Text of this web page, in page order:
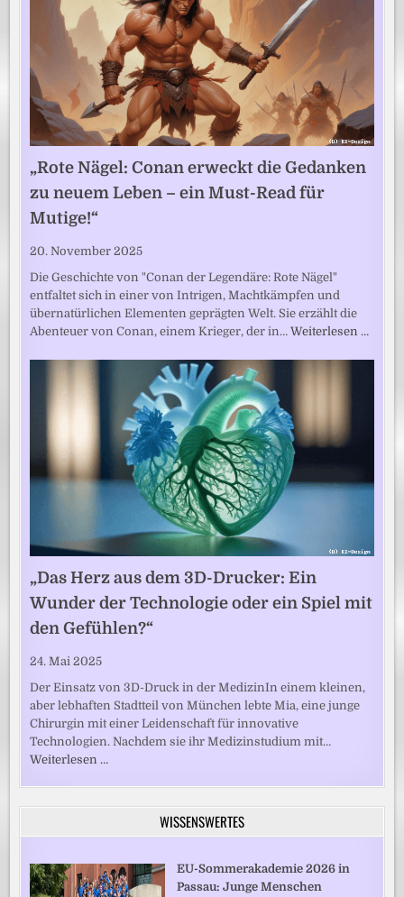
„Rote Nägel: Conan erweckt die Gedanken
zu neuem Leben – ein Must-Read für
Mutige!“
20. November 2025
Die Geschichte von "Conan der Legendäre: Rote Nägel"
entfaltet sich in einer von Intrigen, Machtkämpfen und
übernatürlichen Elementen geprägten Welt. Sie erzählt die
Abenteuer von Conan, einem Krieger, der in…Weiterlesen …
„Das Herz aus dem 3D-Drucker: Ein
Wunder der Technologie oder ein Spiel mit
den Gefühlen?“
24. Mai 2025
Der Einsatz von 3D-Druck in der MedizinIn einem kleinen,
aber lebhaften Stadtteil von München lebte Mia, eine junge
Chirurgin mit einer Leidenschaft für innovative
Technologien. Nachdem sie ihr Medizinstudium mit…
Weiterlesen …
WISSENSWERTES
EU-Sommerakademie 2026 in
Passau: Junge Menschen